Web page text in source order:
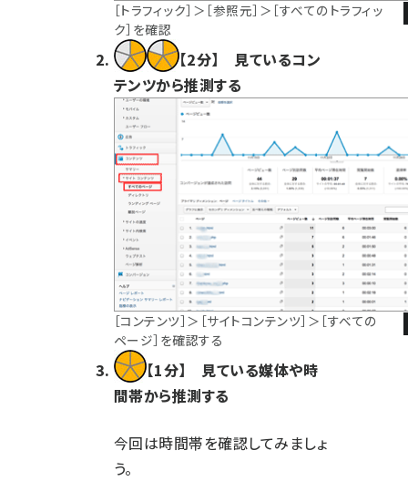
［トラフィック］＞［参照元］＞［すべてのトラフィッ
ク］を確認
【2分】 見ているコン
テンツから推測する
［コンテンツ］＞［サイトコンテンツ］＞［すべての
ページ］を確認する
【1分】 見ている媒体や時
間帯から推測する
今回は時間帯を確認してみましょ
う。